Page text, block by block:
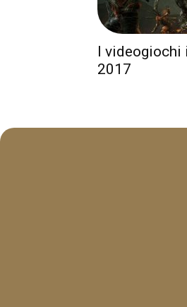
I videogiochi
2017